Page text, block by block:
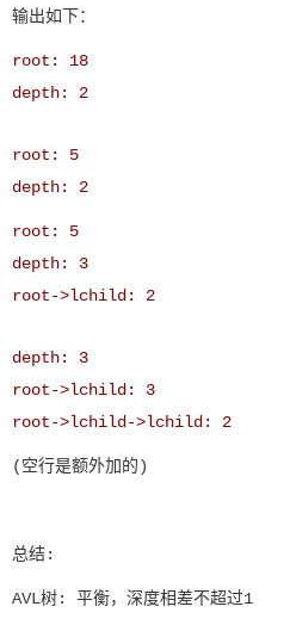
输出如下：
root: 18
depth: 2
root: 5
depth: 2
root: 5
depth: 3
root->lchild: 2
depth: 3
root->lchild: 3
root->lchild->lchild: 2
(空行是额外加的)
总结:
AVL树: 平衡，深度相差不超过1